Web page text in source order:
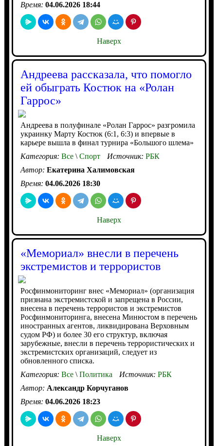
Время: 04.06.2026 18:44
Наверх
Андреева рассказала, что помогло
ей обыграть Костюк на «Ролан
Гаррос»
Андреева в полуфинале «Ролан Гаррос» разгромила
украинку Марту Костюк (6:1, 6:3) и впервые в
карьере вышла в финал турнира «Большого шлема»
Категория: Все\Спорт Источник: РБК
Автор: Екатерина Халимовская
Время: 04.06.2026 18:30
Наверх
«Мемориал» внесли в перечень
экстремистов и террористов
Росфинмониторинг внес «Мемориал» (организация
признана экстремистской и запрещена в России,
внесена в перечень террористов и экстремистов
Росфинмониторинга, внесена Минюстом в перечень
иностранных агентов, ликвидирована Верховным
судом РФ) и более 30 его структур, включая
зарубежные, внесли в перечень террористических и
экстремистских организаций, следует из
обновленного списка.
Категория: Все\Политика Источник: РБК
Автор: Александр Корчуганов
Время: 04.06.2026 18:23
Наверх